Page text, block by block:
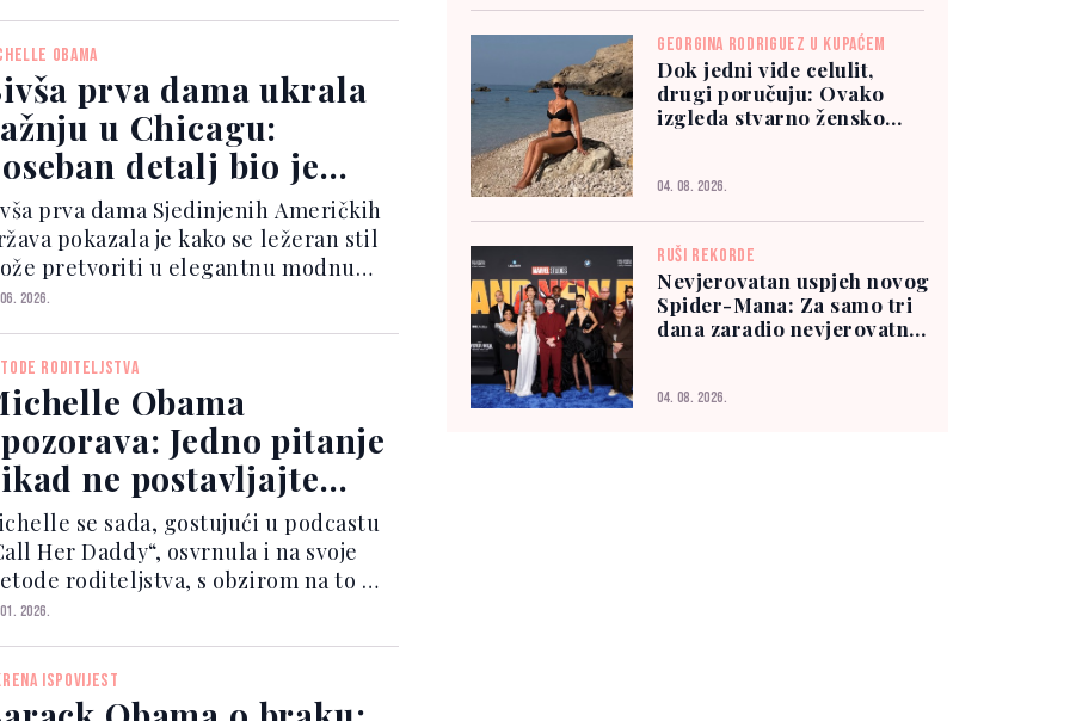
je izjavila da je njihov prvi
bio u muzeju, zbog...
OBAMA
prva dama ukrala
u Chicagu:
detalj bio je
Baracku Obami
prva dama Sjedinjenih Američkih
pokazala je kako se ležeran stil
pretvoriti u elegantnu modnu
uz detalj koji nosi posebno
povodom obilježavanja
Predsje...
2026.
RODITELJSTVA
Obama
Jedno pitanje
ne postavljajte
se sada, gostujući u podcastu
Her Daddy“, osvrnula i na svoje
roditeljstva, s obzirom na to da
dvije kćerke, Maliu i Sashu. „Mislim
šaljemo našim djevojčicama. Imam
pr...
2026.
ISPOVIJEST
GEORGINA RODRIGUEZ U KUPAĆEM
Dok jedni vide celulit,
drugi poručuju: Ovako
izgleda stvarno žensko
04. 08. 2026.
RUŠI REKORDE
Nevjerovatan uspjeh novog
Spider-Mana: Za samo tri
dana zaradio nevjerovatnih
04. 08. 2026.